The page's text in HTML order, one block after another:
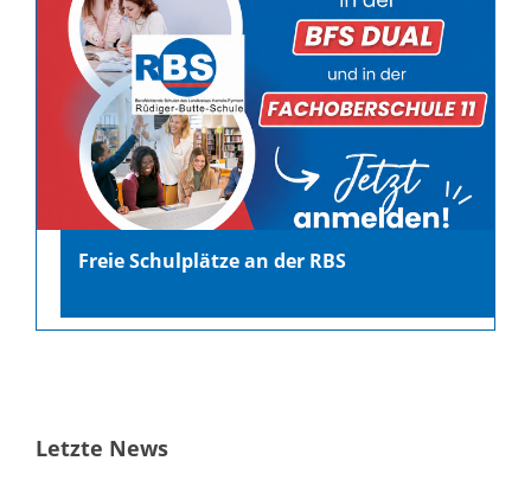
Freie Schulplätze an der RBS
Letzte News